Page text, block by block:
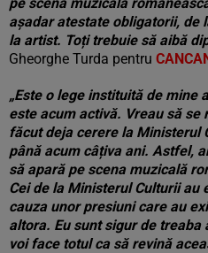
așadar atestate obligatorii, de
la artist. Toți trebuie să aibă
Gheorghe Turda pentru
„Este o lege instituită de mine
este acum activă. Vreau să se
făcut deja cerere la Ministerul
până acum câțiva ani. Astfel,
să apară pe scena muzicală
Cei de la Ministerul Culturii au
cauza unor presiuni care au
altora. Eu sunt sigur de treaba
voi face totul ca să revină